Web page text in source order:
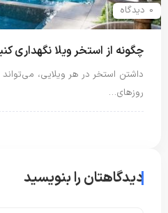
0 دیدگاه
چگونه از استخر ویلا نگهداری
داشتن استخر در هر ویلایی،
روزهای…
دیدگاهتان را بنویسید